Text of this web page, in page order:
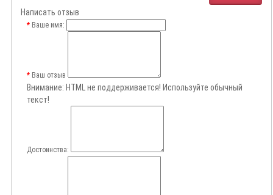
Написать отзыв
Ваше имя:
Ваш отзыв
Внимание: HTML не поддерживается! Используйте обычный
текст!
Достоинства: